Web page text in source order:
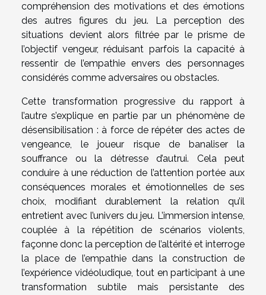
compréhension des motivations et des émotions
des autres figures du jeu. La perception des
situations devient alors filtrée par le prisme de
l’objectif vengeur, réduisant parfois la capacité à
ressentir de l’empathie envers des personnages
considérés comme adversaires ou obstacles.
Cette transformation progressive du rapport à
l’autre s’explique en partie par un phénomène de
désensibilisation : à force de répéter des actes de
vengeance, le joueur risque de banaliser la
souffrance ou la détresse d’autrui. Cela peut
conduire à une réduction de l’attention portée aux
conséquences morales et émotionnelles de ses
choix, modifiant durablement la relation qu’il
entretient avec l’univers du jeu. L’immersion intense,
couplée à la répétition de scénarios violents,
façonne donc la perception de l’altérité et interroge
la place de l’empathie dans la construction de
l’expérience vidéoludique, tout en participant à une
transformation subtile mais persistante des